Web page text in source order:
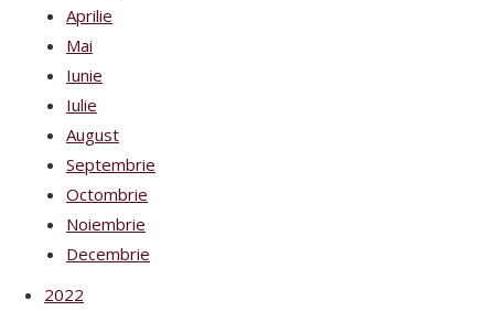
Aprilie
Mai
Iunie
Iulie
August
Septembrie
Octombrie
Noiembrie
Decembrie
2022